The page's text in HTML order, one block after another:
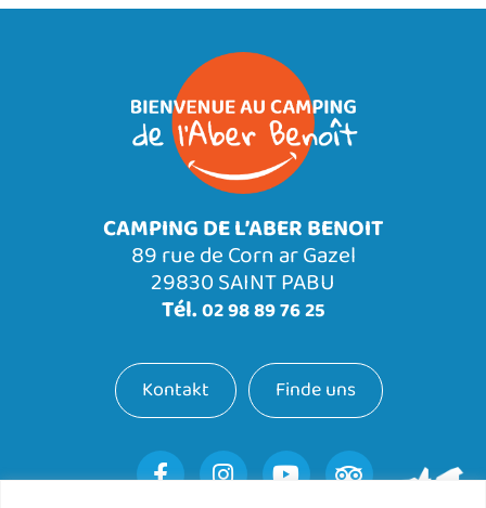
CAMPING DE L’ABER BENOIT
89 rue de Corn ar Gazel
29830 SAINT PABU
Tél.02 98 89 76 25
Kontakt Finde uns